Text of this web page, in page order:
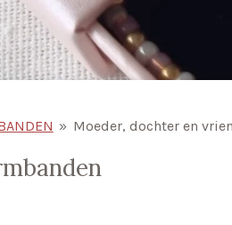
» Moeder, dochter en